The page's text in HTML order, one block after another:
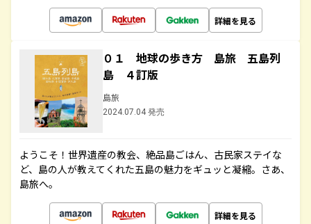
詳細を見る
０１ 地球の歩き方 島旅 五島列
島 ４訂版
島旅
2024.07.04 発売
ようこそ！世界遺産の教会、絶品島ごはん、古民家ステイな
ど、島の人が教えてくれた五島の魅力をギュッと凝縮。さあ、
島旅へ。
詳細を見る